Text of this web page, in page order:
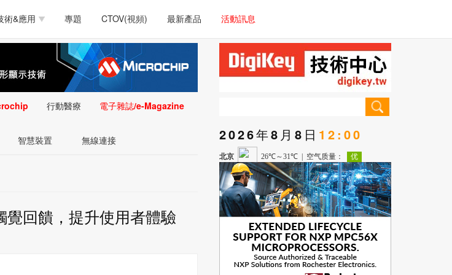
療電子
防監控
術&應用
電源技術
療電子 通訊&網路
比技術 LED/照明技術 微處理器/微控制器
嵌入技術 感測技術
專題 CTOV(視頻) 最新產品 活動訊息
療電子
防監控
療電子 通訊&網路 介面技術
比技術 LED/照明技術 微處理器/微控制器
入技術 感測技術 量測儀器
智慧型視覺影像/監
控技術
行動醫療 電子雜誌/e-Magazine
智慧裝置 無線連接
回饋，提升使用者體驗
2026年8月8日 12:00